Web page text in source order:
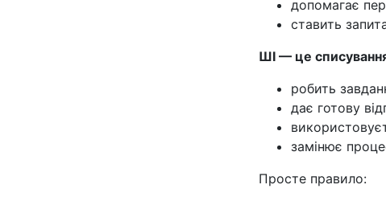
допомагає
ставить
ШІ — це
робить
дає готову
замінює
Просте правило: